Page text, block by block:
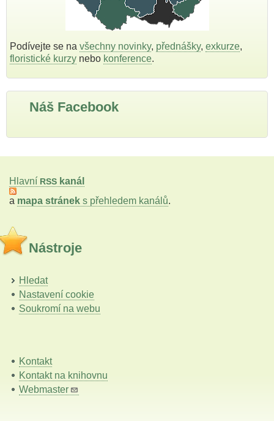
Podívejte se na všechny novinky, přednášky, exkurze,
floristické kurzy nebo konference.
Náš Facebook
Hlavní RSS kanál
a mapa stránek s přehledem kanálů.
Nástroje
Hledat
Nastavení cookie
Soukromí na webu
Kontakt
Kontakt na knihovnu
Webmaster